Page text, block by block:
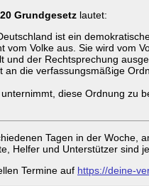
Grundgesetz lautet:
ist ein
vom Volke aus. Sie wird vom
und der Rechtsprechung
an die verfassungsmäßige
diese Ordnung zu
Tagen in der Woche,
Helfer und Unterstützer sind
Termine auf https://deine-